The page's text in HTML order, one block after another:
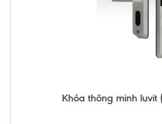
Khóa thông minh